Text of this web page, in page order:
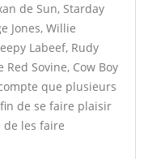
de Sun, Starday
Jones, Willie
Labeef, Rudy
Sovine, Cow Boy
que plusieurs
de se faire plaisir
de les faire